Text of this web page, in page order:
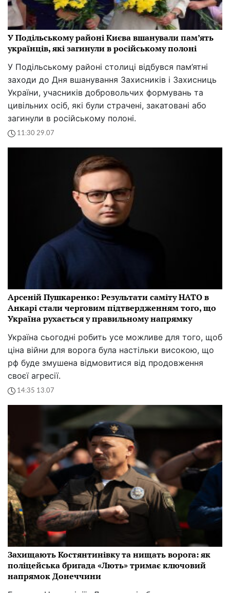
У Подільському районі Києва вшанували пам’ять
українців, які загинули в російському полоні
У Подільському районі столиці відбувся пам’ятні
заходи до Дня вшанування Захисників і Захисниць
України, учасників добровольчих формувань та
цивільних осіб, які були страчені, закатовані або
загинули в російському полоні.
11:30 29.07
Арсеній Пушкаренко: Результати саміту НАТО в
Анкарі стали черговим підтвердженням того, що
Україна рухається у правильному напрямку
Україна сьогодні робить усе можливе для того, щоб
ціна війни для ворога була настільки високою, що
рф буде змушена відмовитися від продовження
своєї агресії.
14:35 13.07
Захищають Костянтинівку та нищать ворога: як
поліцейська бригада «Лють» тримає ключовий
напрямок Донеччини